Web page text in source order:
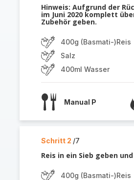
Hinweis: Aufgrund der
im Juni 2020 komplett
Zubehör geben.
400g (Basmati-)Reis
Salz
400ml Wasser
Manual P
Schritt 2 /7
Reis in ein Sieb geben
400g (Basmati-)Reis